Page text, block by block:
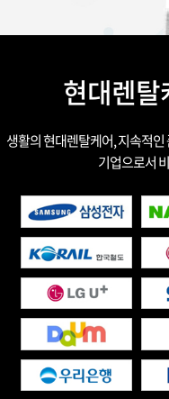
현대렌
생활의 현대렌탈케어, 지속적
기업으로서